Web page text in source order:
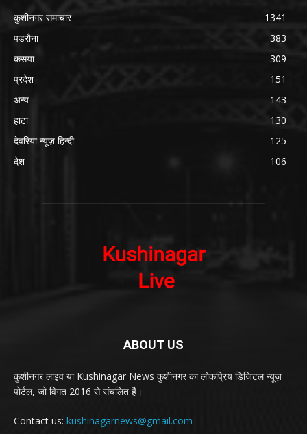
कुशीनगर समाचार
1341
पडरौना
383
कसया
309
प्रदेश
151
अन्य
143
हाटा
130
देवरिया न्यूज़ हिन्दी
125
देश
106
ABOUT US
कुशीनगर लाइव या Kushinagar News कुशीनगर का लोकप्रिय डिजिटल न्यूज़
पोर्टल, जो विगत 2016 से संचलित है।
Contact us: kushinagarnews@gmail.com